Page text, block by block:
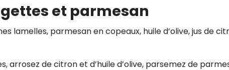
et parmesan
lamelles, parmesan en copeaux, huile d’olive, jus de
arrosez de citron et d’huile d’olive, parsemez de